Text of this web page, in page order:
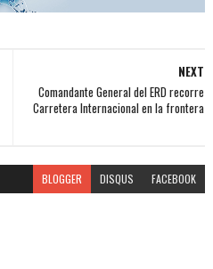
NEXT
Comandante General del ERD recorre
Carretera Internacional en la frontera
BLOGGER DISQUS FACEBOOK